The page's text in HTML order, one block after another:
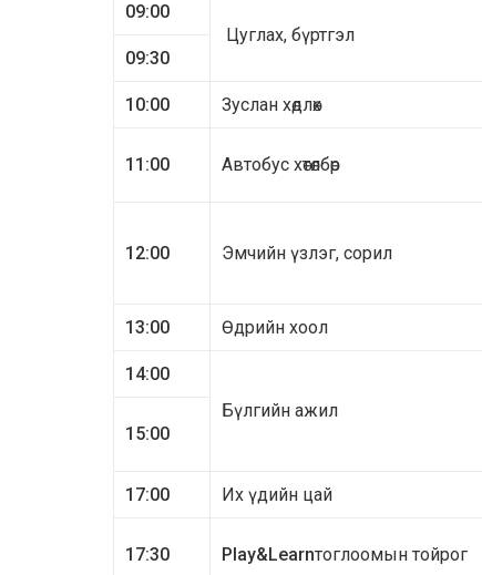
09:00
Цуглах, бүртгэл
09:30
10:00 Зуслан хөдлөх
11:00 Автобус хөтөлбөр
12:00 Эмчийн үзлэг, сорил
13:00 Өдрийн хоол
14:00
Бүлгийн ажил
15:00
17:00 Их үдийн цай
17:30 Play&Learnтоглоомын тойрог